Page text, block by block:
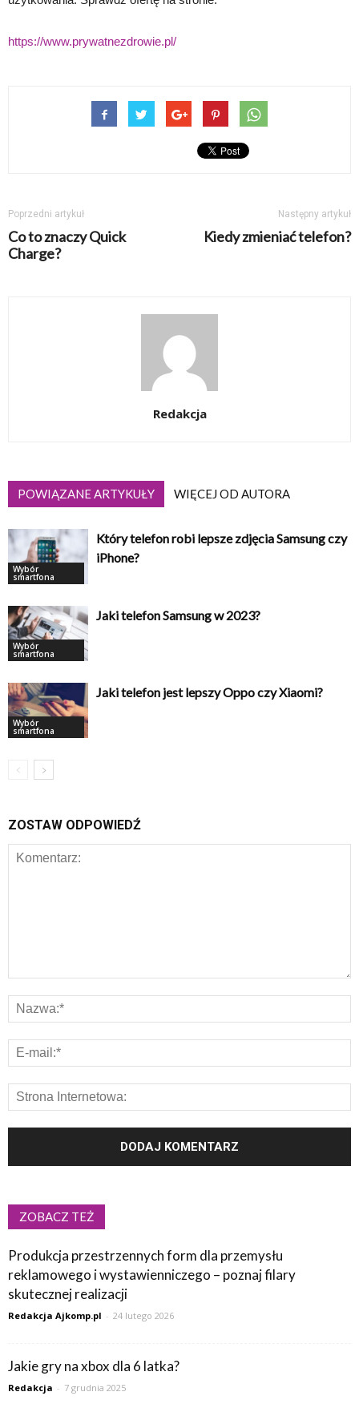
https://www.prywatnezdrowie.pl/
Poprzedni artykuł
Co to znaczy Quick
Charge?
Następny artykuł
Kiedy zmieniać telefon?
Redakcja
POWIĄZANE ARTYKUŁY WIĘCEJ OD AUTORA
Wybór
smartfona
Który telefon robi lepsze zdjęcia Samsung czy
iPhone?
Wybór
smartfona
Jaki telefon Samsung w 2023?
Wybór
smartfona
Jaki telefon jest lepszy Oppo czy Xiaomi?
ZOSTAW ODPOWIEDŹ
ZOBACZ TEŻ
Produkcja przestrzennych form dla przemysłu
reklamowego i wystawienniczego – poznaj filary
skutecznej realizacji
Redakcja Ajkomp.pl - 24 lutego 2026
Jakie gry na xbox dla 6 latka?
Redakcja - 7 grudnia 2025